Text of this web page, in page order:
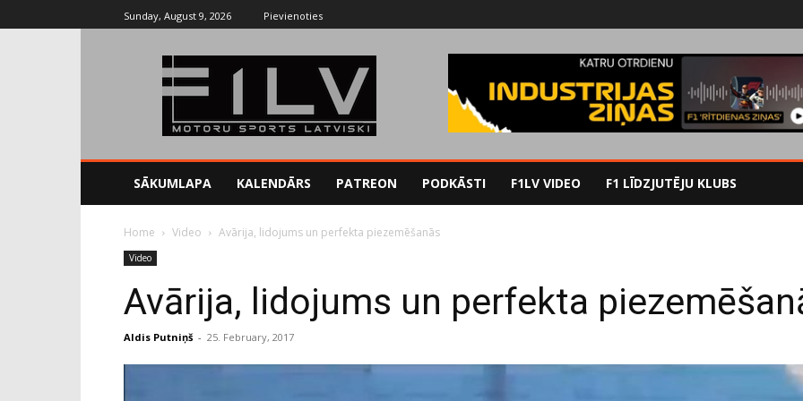
Sunday, August 9, 2026 Pievienoties
SĀKUMLAPA KALENDĀRS PATREON PODKĀSTI F1LV VIDEO F1 LĪDZJUTĒJU KLUBS
Home Video Avārija, lidojums un perfekta piezemēšanās
Video
Avārija, lidojums un perfekta
Aldis Putniņš - 25. February, 2017